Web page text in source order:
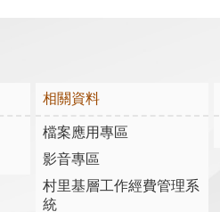
相關資料
檔案應用專區
影音專區
村里基層工作經費管理系
統